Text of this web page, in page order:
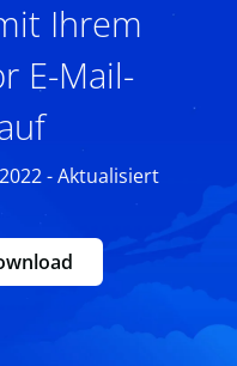
Ihrem
E-Mail-
- Aktualisiert